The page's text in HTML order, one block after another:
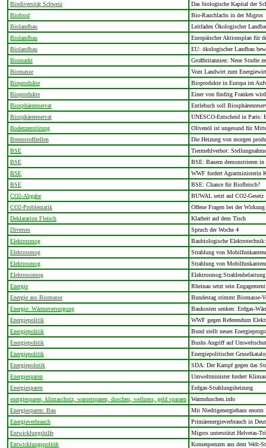
Biodiversität Schweiz
Das biologische Kapital der
Biofood
Bio-Rauchlachs in der Migros
Biolandbau
Leitfaden Ökologischer
Biolandbau
Europäischer Aktionsplan für
Biolandbau
EU: ökologischer Landbau
Biomarkt
Großbritannien: Neue Studie
Biomasse
Vom Landwirt zum
Bioprodukte
Bioprodukte in Europa im
Bioprodukte
Einer von fünfzig Franken
Biosphärereservat
Entlebuch soll
Biosphärereservat
UNESCO-Entscheid in Paris:
Bodenzerstörung
Olivenöl ist ungesund für
Brennstoffzellen
Die Heizung von morgen
BSE
Tiermehlverbot:
BSE
BSE: Bauern demonstrieren in
BSE
WWF fordert Agrarministerin
BSE
BSE: Chance für Biofleisch?
CO2-Abgabe
BUWAL setzt auf CO2-Gesetz
CO2-Problematik
Offene Fragen bei der
Deklaration Fleisch
Klarheit auf dem Tisch
Diverses
Spruch der Woche 4
Elektrosmog
Baubiologische
Elektrosmog
Strahlung von
Elektrosmog
Strahlung von
Elektrosomog
Energie
Rheinau setzt sein
Energie aus Biomasse
Bundestag stimmt Biomasse-
Energie: Wärmeversorgung
Baukosten senken: Erdgas-
Energiepolitik
WWF gegen Referendum
Energiepolitik
Bund stellt neues
Energiepolitik
Bushs Angriff auf
Energiepolitik
Energiepolitischer
Energiepolotik
SDA: Der Kampf gegen das
Energiesparen
Umweltminister fordert
Energiesparen
Erdgas-Strahlungsheizung
energiesparen, klimaschutz, wassersparen, duschen, wellness, geld sparaen
Warmduschen.info
Energiesparen: Bau
Mit Niedrigenergiehaus enorm
Energieverbrauch
Primärenergieverbrauch in
Entwicklungshilfe
Migros unterstützt Helvetas-
Entwicklungspolitik
Konsequenzen aus dem Welt-